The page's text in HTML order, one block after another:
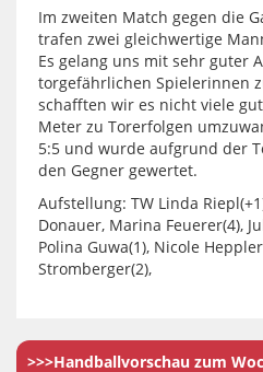
Im zweiten Match gegen die
trafen zwei gleichwertige
Es gelang uns mit sehr guter
torgefährlichen Spielerinnen
schafften wir es nicht viele
Meter zu Torerfolgen
5:5 und wurde aufgrund der
den Gegner gewertet.
Aufstellung: TW Linda
Donauer, Marina Feuerer(4),
Polina Guwa(1), Nicole
Stromberger(2),
>>>Handballvorschau zum